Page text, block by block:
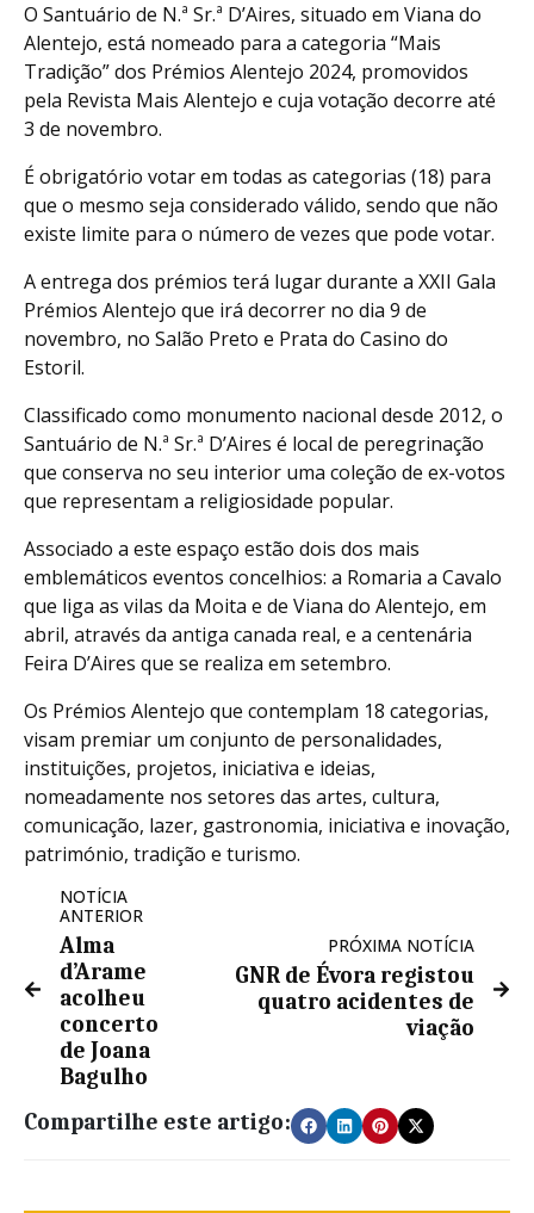
O Santuário de N.ª Sr.ª D’Aires, situado em Viana do
Alentejo, está nomeado para a categoria “Mais
Tradição” dos Prémios Alentejo 2024, promovidos
pela Revista Mais Alentejo e cuja votação decorre até
3 de novembro.
É obrigatório votar em todas as categorias (18) para
que o mesmo seja considerado válido, sendo que não
existe limite para o número de vezes que pode votar.
A entrega dos prémios terá lugar durante a XXII Gala
Prémios Alentejo que irá decorrer no dia 9 de
novembro, no Salão Preto e Prata do Casino do
Estoril.
Classificado como monumento nacional desde 2012, o
Santuário de N.ª Sr.ª D’Aires é local de peregrinação
que conserva no seu interior uma coleção de ex-votos
que representam a religiosidade popular.
Associado a este espaço estão dois dos mais
emblemáticos eventos concelhios: a Romaria a Cavalo
que liga as vilas da Moita e de Viana do Alentejo, em
abril, através da antiga canada real, e a centenária
Feira D’Aires que se realiza em setembro.
Os Prémios Alentejo que contemplam 18 categorias,
visam premiar um conjunto de personalidades,
instituições, projetos, iniciativa e ideias,
nomeadamente nos setores das artes, cultura,
comunicação, lazer, gastronomia, iniciativa e inovação,
património, tradição e turismo.
NOTÍCIA
ANTERIOR
Alma
d’Arame
acolheu
concerto
de Joana
Bagulho
PRÓXIMA NOTÍCIA
GNR de Évora registou
quatro acidentes de
viação
Compartilhe este artigo: